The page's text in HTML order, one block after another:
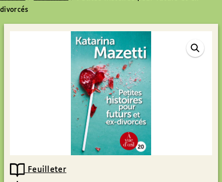
divorcés
Feuilleter